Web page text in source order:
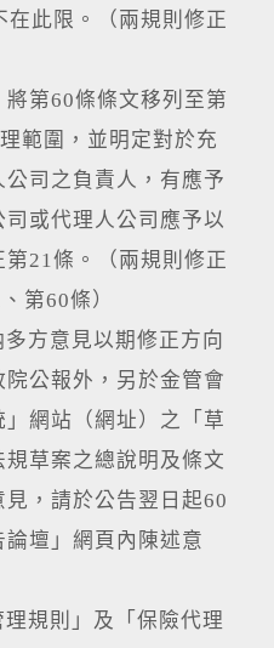
在此限。（兩規則修正
第60條條文移列至第
範圍，並明定對於充
司之負責人，有應予
或代理人公司應予以
21條。（兩規則修正
第60條）
方意見以期修正方向
公報外，另於金管會
」網站（網址）之「草
草案之總說明及條文
，請於公告翌日起60
壇」網頁內陳述意
規則」及「保險代理